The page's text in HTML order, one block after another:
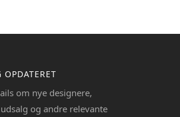
om nye designere,
og andre relevante